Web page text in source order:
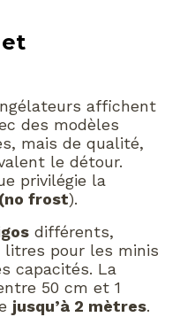
affichent
des modèles
mais de qualité,
le détour.
privilégie la
frost).
différents,
litres pour les minis
capacités. La
50 cm et 1
jusqu’à 2 mètres.